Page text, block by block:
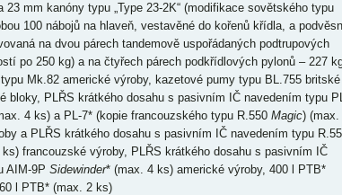
mm kanóny typu „Type 23-2K“ (modifikace sovětského typu
100 nábojů na hlaveň, vestavěné do kořenů křídla, a
na dvou párech tandemově uspořádaných podtrupových
po 250 kg) a na čtyřech párech podkřídlových pylonů – 227
Mk.82 americké výroby, kazetové pumy typu BL.755 britské
bloky, PLŘS krátkého dosahu s pasivním IČ navedením typu
4 ks) a PL-7* (kopie francouzského typu R.550 Magic) (max.
a PLŘS krátkého dosahu s pasivním IČ navedením typu
francouzské výroby, PLŘS krátkého dosahu s pasivním IČ
AIM-9P Sidewinder* (max. 4 ks) americké výroby, 400 l PTB*
l PTB* (max. 2 ks)